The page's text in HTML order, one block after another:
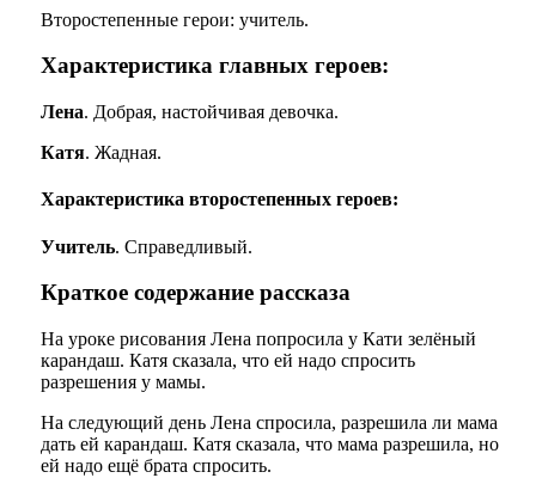
Второстепенные герои: учитель.
Характеристика главных героев:
Лена. Добрая, настойчивая девочка.
Катя. Жадная.
Характеристика второстепенных героев:
Учитель. Справедливый.
Краткое содержание рассказа
На уроке рисования Лена попросила у Кати зелёный
карандаш. Катя сказала, что ей надо спросить
разрешения у мамы.
На следующий день Лена спросила, разрешила ли мама
дать ей карандаш. Катя сказала, что мама разрешила, но
ей надо ещё брата спросить.